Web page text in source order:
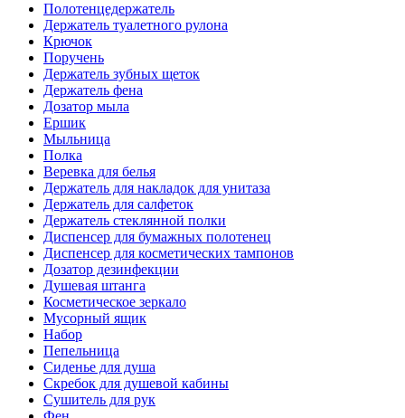
Полотенцедержатель
Держатель туалетного рулона
Крючок
Поручень
Держатель зубных щеток
Держатель фена
Дозатор мыла
Eршик
Мыльница
Полка
Веревка для белья
Держатель для накладок для унитаза
Держатель для салфеток
Держатель стеклянной полки
Диспенсер для бумажных полотенец
Диспенсер для косметических тампонов
Дозатор дезинфекции
Душевая штанга
Косметическое зеркало
Мусорный ящик
Набор
Пепельница
Сиденье для душа
Скребок для душевой кабины
Сушитель для рук